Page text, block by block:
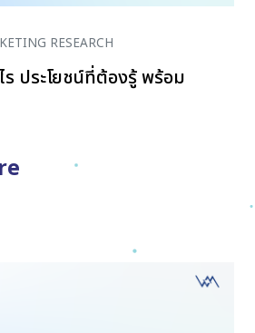
RESEARCH
ประโยชน์ที่ต้องรู้ พร้อม